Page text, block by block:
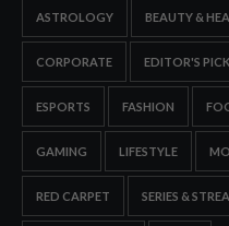
ASTROLOGY BEAUTY &
CORPORATE EDITOR'S
ESPORTS FASHION
GAMING LIFESTYLE
RED CARPET SERIES &